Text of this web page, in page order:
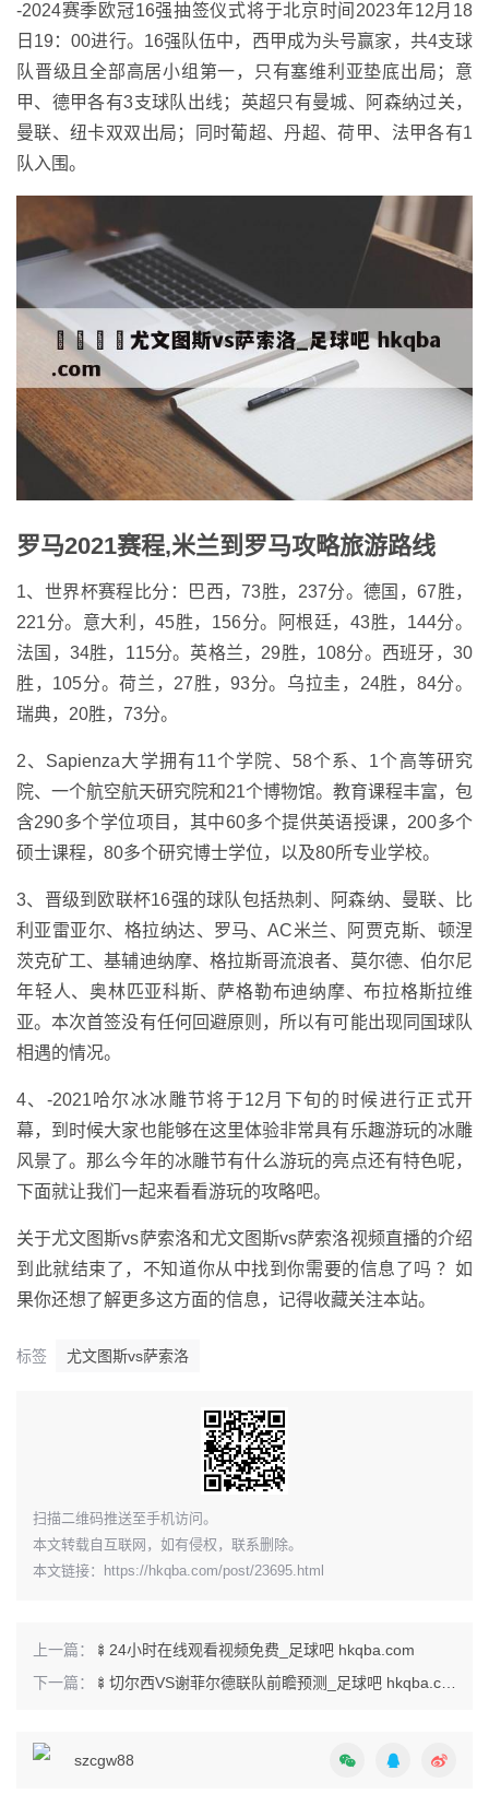
-2024赛季欧冠16强抽签仪式将于北京时间2023年12月18
日19：00进行。16强队伍中，西甲成为头号赢家，共4支球
队晋级且全部高居小组第一，只有塞维利亚垫底出局；意
甲、德甲各有3支球队出线；英超只有曼城、阿森纳过关，
曼联、纽卡双双出局；同时葡超、丹超、荷甲、法甲各有1
队入围。
罗马2021赛程,米兰到罗马攻略旅游路线
1、世界杯赛程比分：巴西，73胜，237分。德国，67胜，
221分。意大利，45胜，156分。阿根廷，43胜，144分。
法国，34胜，115分。英格兰，29胜，108分。西班牙，30
胜，105分。荷兰，27胜，93分。乌拉圭，24胜，84分。
瑞典，20胜，73分。
2、Sapienza大学拥有11个学院、58个系、1个高等研究
院、一个航空航天研究院和21个博物馆。教育课程丰富，包
含290多个学位项目，其中60多个提供英语授课，200多个
硕士课程，80多个研究博士学位，以及80所专业学校。
3、晋级到欧联杯16强的球队包括热刺、阿森纳、曼联、比
利亚雷亚尔、格拉纳达、罗马、AC米兰、阿贾克斯、顿涅
茨克矿工、基辅迪纳摩、格拉斯哥流浪者、莫尔德、伯尔尼
年轻人、奥林匹亚科斯、萨格勒布迪纳摩、布拉格斯拉维
亚。本次首签没有任何回避原则，所以有可能出现同国球队
相遇的情况。
4、-2021哈尔冰冰雕节将于12月下旬的时候进行正式开
幕，到时候大家也能够在这里体验非常具有乐趣游玩的冰雕
风景了。那么今年的冰雕节有什么游玩的亮点还有特色呢，
下面就让我们一起来看看游玩的攻略吧。
关于尤文图斯vs萨索洛和尤文图斯vs萨索洛视频直播的介绍
到此就结束了，不知道你从中找到你需要的信息了吗 ？如
果你还想了解更多这方面的信息，记得收藏关注本站。
标签 尤文图斯vs萨索洛
​扫描二维码推送至手机访问。
本文转载自互联网，如有侵权，联系删除。
本文链接： https://hkqba.com/post/23695.html
上一篇：
🍢24小时在线观看视频免费_足球吧 hkqba.com
下一篇：
🍢切尔西VS谢菲尔德联队前瞻预测_足球吧 hkqba.com
szcgw88